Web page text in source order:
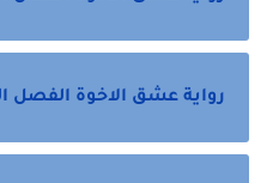
رواية عشق الاخوة الفصل